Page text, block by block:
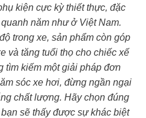
kiện cực kỳ thiết thực, đặc
năm như ở Việt Nam.
trong xe, sản phẩm còn góp
và tăng tuổi thọ cho chiếc xế
tìm kiếm một giải pháp đơn
sóc xe hơi, đừng ngần ngại
chất lượng. Hãy chọn đúng
sẽ thấy được sự khác biệt